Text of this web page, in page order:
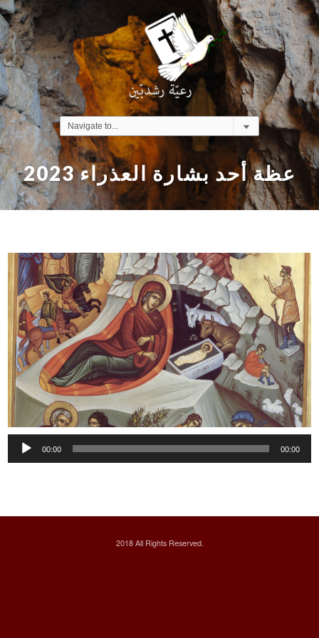
عظة أحد بشارة العذراء 2023
Audio
Player
00:00 00:00
2018 All Rights Reserved.